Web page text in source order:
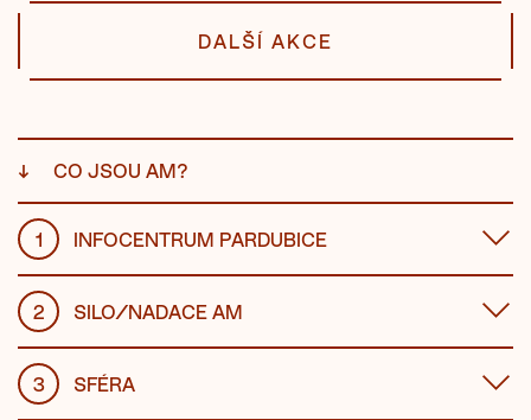
DALŠÍ AKCE
↓ CO JSOU AM?
1 INFOCENTRUM PARDUBICE
2 SILO/NADACE AM
3 SFÉRA